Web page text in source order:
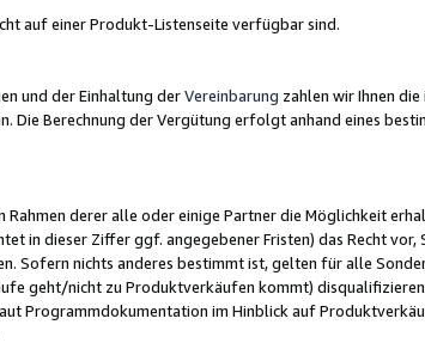
auf einer Produkt-Listenseite verfügbar sind.
und der Einhaltung derVereinbarung zahlen wir Ihnen die
Die Berechnung der Vergütung erfolgt anhand eines
derer alle oder einige Partner die Möglichkeit
in dieser Ziffer ggf. angegebener Fristen) das Recht
Sofern nichts anderes bestimmt ist, gelten für alle
geht/nicht zu Produktverkäufen kommt)
Programmdokumentation im Hinblick auf